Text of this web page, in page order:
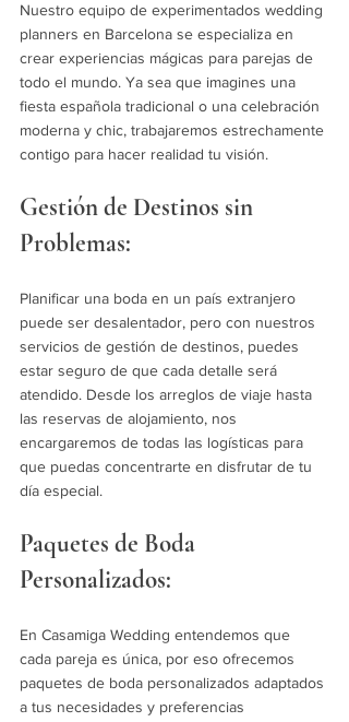
Nuestro equipo de experimentados wedding
planners en Barcelona se especializa en
crear experiencias mágicas para parejas de
todo el mundo. Ya sea que imagines una
fiesta española tradicional o una celebración
moderna y chic, trabajaremos estrechamente
contigo para hacer realidad tu visión.
Gestión de Destinos sin
Problemas:
Planificar una boda en un país extranjero
puede ser desalentador, pero con nuestros
servicios de gestión de destinos, puedes
estar seguro de que cada detalle será
atendido. Desde los arreglos de viaje hasta
las reservas de alojamiento, nos
encargaremos de todas las logísticas para
que puedas concentrarte en disfrutar de tu
día especial.
Paquetes de Boda
Personalizados:
En Casamiga Wedding entendemos que
cada pareja es única, por eso ofrecemos
paquetes de boda personalizados adaptados
a tus necesidades y preferencias